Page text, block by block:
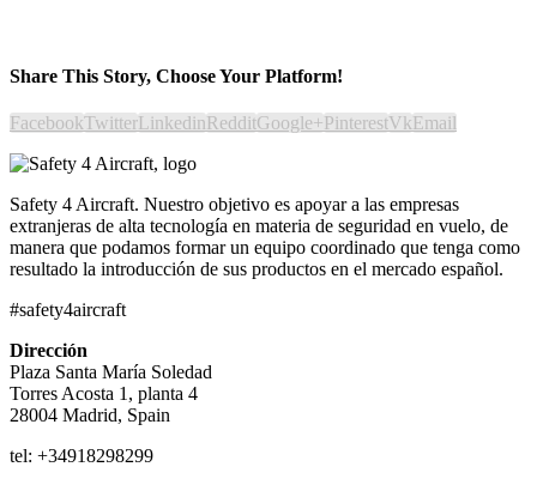
Share This Story, Choose Your Platform!
FacebookTwitterLinkedinRedditGoogle+PinterestVkEmail
Safety 4 Aircraft. Nuestro objetivo es apoyar a las empresas
extranjeras de alta tecnología en materia de seguridad en vuelo, de
manera que podamos formar un equipo coordinado que tenga como
resultado la introducción de sus productos en el mercado español.
#safety4aircraft
Dirección
Plaza Santa María Soledad
Torres Acosta 1, planta 4
28004 Madrid, Spain
tel: +34918298299